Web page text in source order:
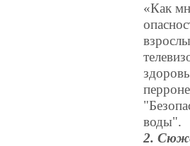
«Как
воды".
2.